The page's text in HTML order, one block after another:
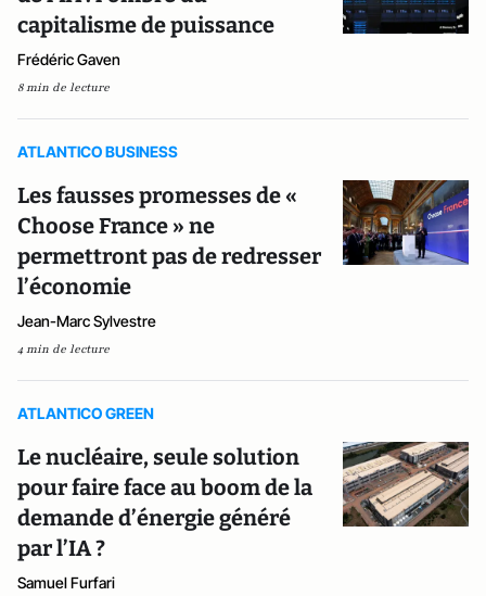
capitalisme de puissance
Frédéric Gaven
8 min de lecture
ATLANTICO BUSINESS
Les fausses promesses de «
Choose France » ne
permettront pas de redresser
l’économie
Jean-Marc Sylvestre
4 min de lecture
ATLANTICO GREEN
Le nucléaire, seule solution
pour faire face au boom de la
demande d’énergie généré
par l’IA ?
Samuel Furfari